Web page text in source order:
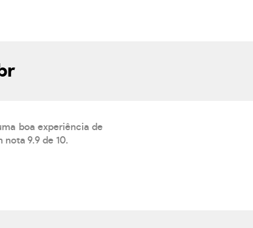
boa experiência de
9.9 de 10.